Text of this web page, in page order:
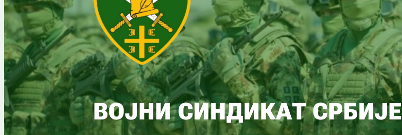
ВОЈНИ СИНДИКАТ СРБИЈЕ